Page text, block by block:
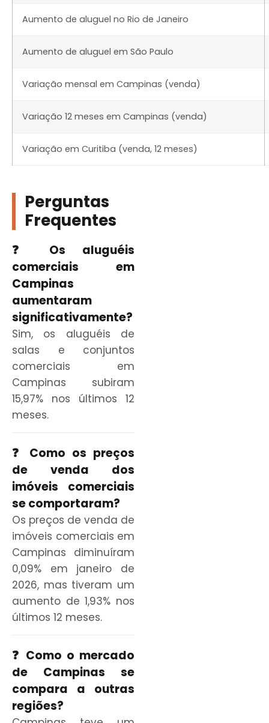
Aumento de aluguel no Rio de Janeiro
Aumento de aluguel em São Paulo
Variação mensal em Campinas (venda)
Variação 12 meses em Campinas (venda)
Variação em Curitiba (venda, 12 meses)
Perguntas
Frequentes
❓ Os aluguéis
comerciais em
Campinas
aumentaram
significativamente?
Sim, os aluguéis de
salas e conjuntos
comerciais em
Campinas subiram
15,97% nos últimos 12
meses.
❓ Como os preços
de venda dos
imóveis comerciais
se comportaram?
Os preços de venda de
imóveis comerciais em
Campinas diminuíram
0,09% em janeiro de
2026, mas tiveram um
aumento de 1,93% nos
últimos 12 meses.
❓ Como o mercado
de Campinas se
compara a outras
regiões?